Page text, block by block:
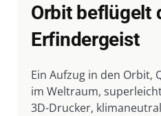
Orbit beflügelt
Erfindergeist
Ein Aufzug in den Orbit,
im Weltraum,
3D-Drucker,